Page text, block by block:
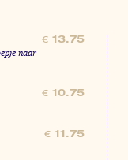
€ 13.75
naar
€ 10.75
€ 11.75